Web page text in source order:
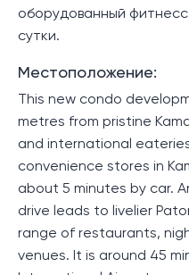
оборудованный
сутки.
Местоположение:
This new condo
metres from pristine
and international
convenience stores in
about 5 minutes by car.
drive leads to livelier
range of restaurants,
venues. It is around 45